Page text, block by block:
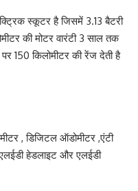
स्कूटर है जिसमें 3.13 बैटरी
की मोटर वारंटी 3 साल तक
पर 150 किलोमीटर की रेंज देती है
, डिजिटल ऑडोमीटर ,एंटी
हेडलाइट और एलईडी